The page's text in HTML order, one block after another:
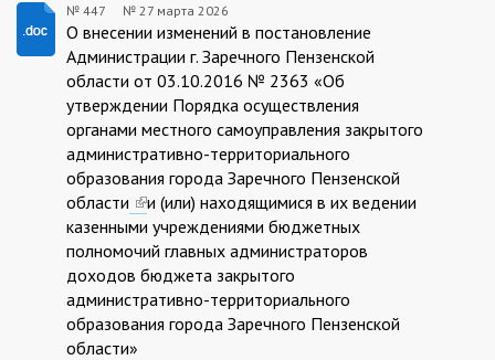
27.03.2026/447
№ 447 № 27 марта 2026
О внесении изменений в постановление
Администрации г. Заречного Пензенской
области от 03.10.2016 № 2363 «Об
утверждении Порядка осуществления
органами местного самоуправления закрытого
административно-территориального
образования города Заречного Пензенской
области (link
is
external)
и (или) находящимися в их ведении
казенными учреждениями бюджетных
полномочий главных администраторов
доходов бюджета закрытого
административно-территориального
образования города Заречного Пензенской
области»